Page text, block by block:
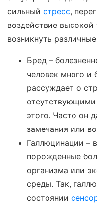
сильный стресс,
воздействие
возникнуть
Бред –
человек много и
рассуждает о
этого. Часто он
замечания или
Галлюцинации –
порожденные
организма или
среды. Так,
состоянии